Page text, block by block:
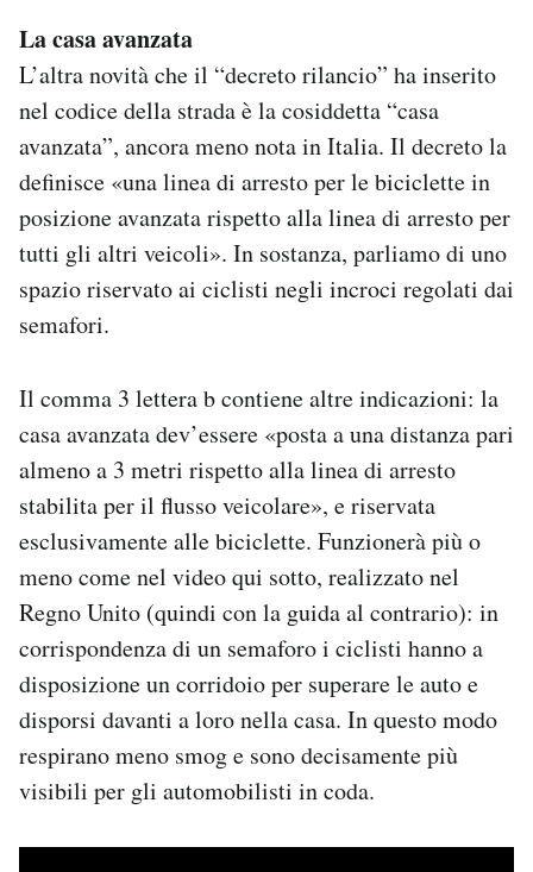
La casa avanzata
L’altra novità che il “decreto rilancio” ha inserito
nel codice della strada è la cosiddetta “casa
avanzata”, ancora meno nota in Italia. Il decreto la
definisce «una linea di arresto per le biciclette in
posizione avanzata rispetto alla linea di arresto per
tutti gli altri veicoli». In sostanza, parliamo di uno
spazio riservato ai ciclisti negli incroci regolati dai
semafori.
Il comma 3 lettera b contiene altre indicazioni: la
casa avanzata dev’essere «posta a una distanza pari
almeno a 3 metri rispetto alla linea di arresto
stabilita per il flusso veicolare», e riservata
esclusivamente alle biciclette. Funzionerà più o
meno come nel video qui sotto, realizzato nel
Regno Unito (quindi con la guida al contrario): in
corrispondenza di un semaforo i ciclisti hanno a
disposizione un corridoio per superare le auto e
disporsi davanti a loro nella casa. In questo modo
respirano meno smog e sono decisamente più
visibili per gli automobilisti in coda.